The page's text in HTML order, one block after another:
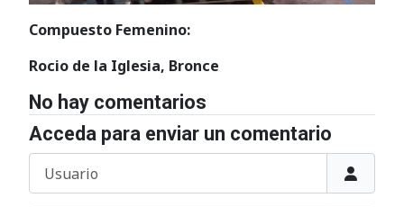
Compuesto Femenino:
Rocio de la Iglesia, Bronce
No hay comentarios
Acceda para enviar un comentario